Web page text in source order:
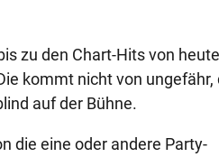
zu den Chart-Hits von
kommt nicht von ungefähr,
auf der Bühne.
die eine oder andere Party-